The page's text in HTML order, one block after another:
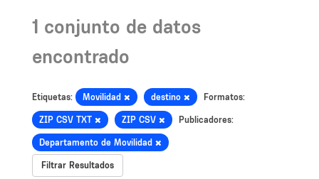
1 conjunto de datos
encontrado
Etiquetas: Movilidad destino Formatos:
ZIP CSV TXT ZIP CSV Publicadores:
Departamento de Movilidad
Filtrar Resultados